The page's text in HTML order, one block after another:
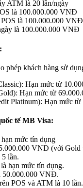
ATM là 20 lần/ngày
là 100.000.000 VNĐ
POS là 100.000.000 VNĐ
là 100.000.000 VNĐ
phép khách hàng sử
Hạn mức từ
Hạn mức từ
Platinum): Hạn mức
tế MB Visa:
mức tín dụng
VNĐ (với
lần.
hạn mức tín dụng.
50.000.000 VNĐ.
POS và ATM là 10 lần.